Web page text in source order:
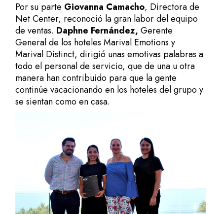
Por su parte Giovanna Camacho, Directora de
Net Center, reconoció la gran labor del equipo
de ventas. Daphne Fernández, Gerente
General de los hoteles Marival Emotions y
Marival Distinct, dirigió unas emotivas palabras a
todo el personal de servicio, que de una u otra
manera han contribuido para que la gente
continúe vacacionando en los hoteles del grupo y
se sientan como en casa.